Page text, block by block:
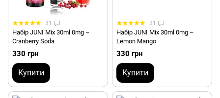
31
Набір JUNI Mix 30ml 0mg –
Cranberry Soda
330 грн
Купити
31
Набір JUNI Mix 30ml 0mg –
Lemon Mango
330 грн
Купити